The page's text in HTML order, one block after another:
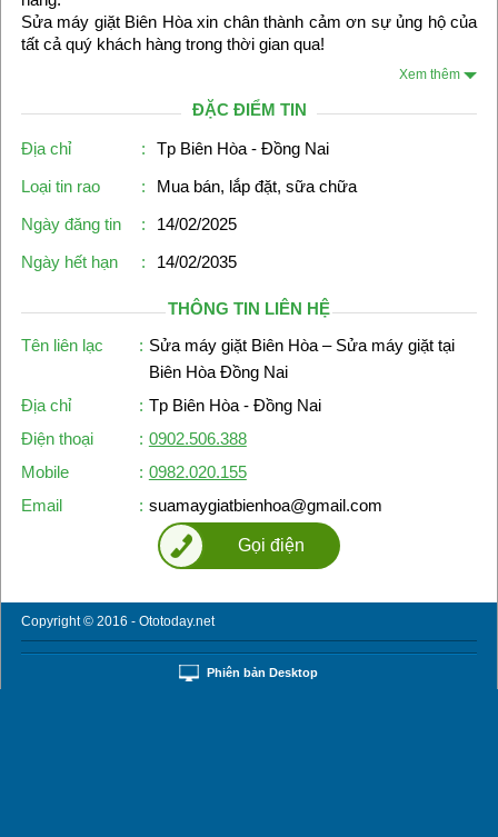
Sửa máy giặt Biên Hòa xin chân thành cảm ơn sự ủng hộ của
tất cả quý khách hàng trong thời gian qua!
Xem thêm
ĐẶC ĐIỂM TIN
Địa chỉ :
Tp Biên Hòa - Đồng Nai
Loại tin rao
:
Mua bán, lắp đặt, sữa chữa
Ngày đăng tin
:
14/02/2025
Ngày hết hạn
: 14/02/2035
THÔNG TIN LIÊN HỆ
Tên liên lạc
: Sửa máy giặt Biên Hòa – Sửa máy giặt tại
Biên Hòa Đồng Nai
Địa chỉ
: Tp Biên Hòa - Đồng Nai
Điện thoại
: 0902.506.388
Mobile
: 0982.020.155
Email
: suamaygiatbienhoa@gmail.com
Gọi điện
Copyright © 2016 - Ototoday.net
Phiên bản Desktop